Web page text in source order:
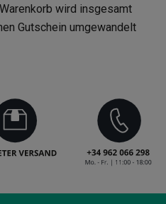
wird insgesamt
Gutschein umgewandelt